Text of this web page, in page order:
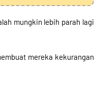
mungkin lebih parah lagi
mereka kekurangan